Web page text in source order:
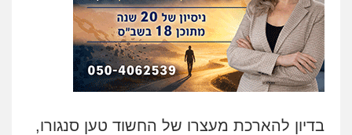
בדיון להארכת מעצרו של החשוד טען סנגורו,